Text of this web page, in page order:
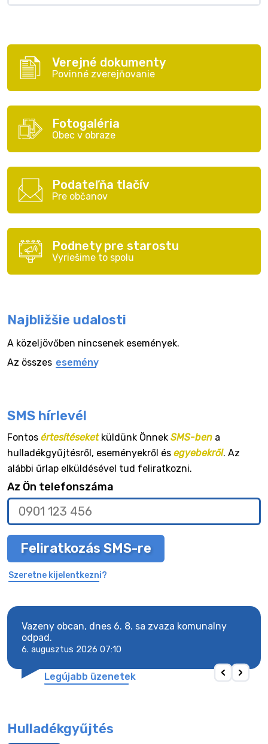
Verejné dokumenty
Povinné zverejňovanie
Fotogaléria
Obec v obraze
Podateľňa tlačív
Pre občanov
Podnety pre starostu
Vyriešime to spolu
Najbližšie udalosti
A közeljövőben nincsenek események.
Az összes esemény
SMS hírlevél
Fontos értesítéseketküldünk Önnek SMS-ben a
hulladékgyűjtésről, eseményekről és egyebekről. Az
alábbi űrlap elküldésével tud feliratkozni.
Az Ön telefonszáma
Feliratkozás SMS-re
Szeretne kijelentkezni?
Vazeny obcan, dnes 6. 8. sa zvaza komunalny
odpad.
6. augusztus 2026 07:10
Legújabb üzenetek
Hulladékgyűjtés